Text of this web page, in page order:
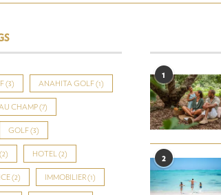
(3) ANAHITA GOLF(1)
CHAMP(7)
GOLF(3)
(2) HOTEL (2)
(2) IMMOBILIER(1)
1
2